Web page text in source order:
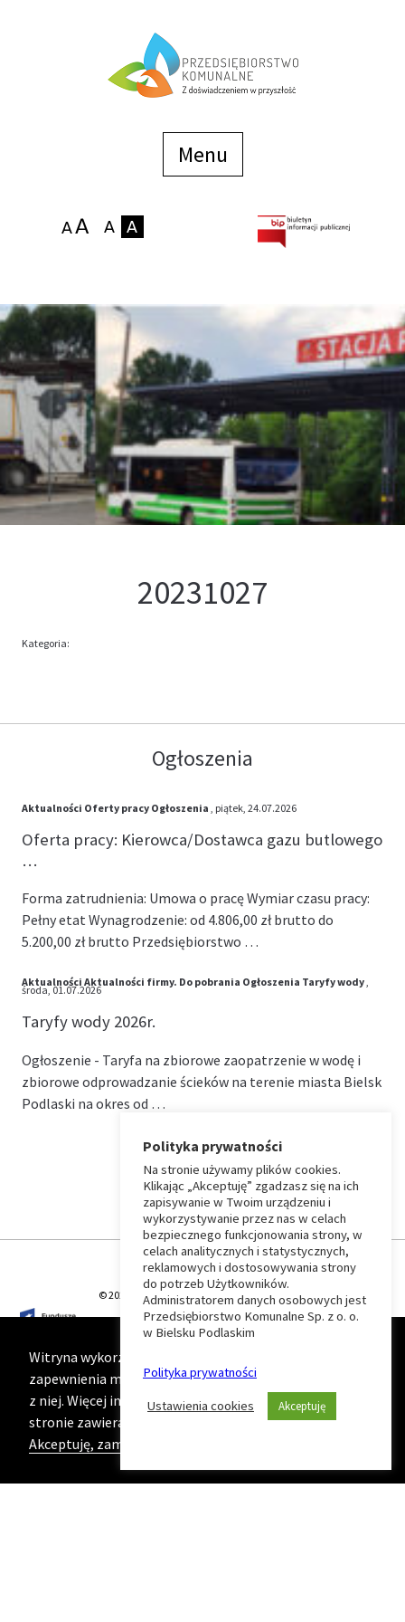
Menu
Zakłady
Podaj stan wodomierza
Kontakt
Oferta
20231027
Kategoria:
Ogłoszenia
Aktualności Oferty pracy Ogłoszenia , piątek, 24.07.2026
Oferta pracy: Kierowca/Dostawca gazu butlowego
…
Forma zatrudnienia: Umowa o pracę Wymiar czasu pracy:
Pełny etat Wynagrodzenie: od 4.806,00 zł brutto do
5.200,00 zł brutto Przedsiębiorstwo …
Aktualności Aktualności firmy. Do pobrania Ogłoszenia Taryfy wody,
środa, 01.07.2026
Taryfy wody 2026r.
Ogłoszenie - Taryfa na zbiorowe zaopatrzenie w wodę i
zbiorowe odprowadzanie ścieków na terenie miasta Bielsk
Podlaski na okres od …
⏶
Wróć
do
początku
strony
© 2026 T-Matic Grupa Computer Plus Sp. z o.o.
Witryna wykorzystuje ciasteczka (cookies) w celu
zapewnienia maksymalnej wygody podczas korzystania
z niej. Więcej informacji na ten temat znajduje się na
stronie zawierającej naszą
Politykę prywatności
Akceptuję, zamknij komunikat
Polityka prywatności
Na stronie używamy plików cookies.
Klikając „Akceptuję” zgadzasz się na ich
zapisywanie w Twoim urządzeniu i
wykorzystywanie przez nas w celach
bezpiecznego funkcjonowania strony, w
celach analitycznych i statystycznych,
reklamowych i dostosowywania strony
do potrzeb Użytkowników.
Administratorem danych osobowych jest
Przedsiębiorstwo Komunalne Sp. z o. o.
w Bielsku Podlaskim
Polityka prywatności
Ustawienia cookies Akceptuję